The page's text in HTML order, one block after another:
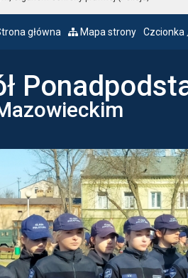
główna Mapa strony Czcionka